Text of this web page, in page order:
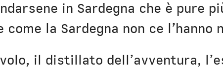
in Sardegna che è pure
come la Sardegna non ce l’hanno
volo, il distillato dell’avventura,